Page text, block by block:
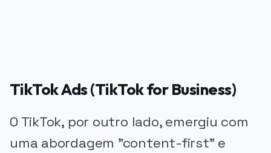
TikTok Ads (TikTok for Business)
O TikTok, por outro lado, emergiu com
uma abordagem "content-first" e